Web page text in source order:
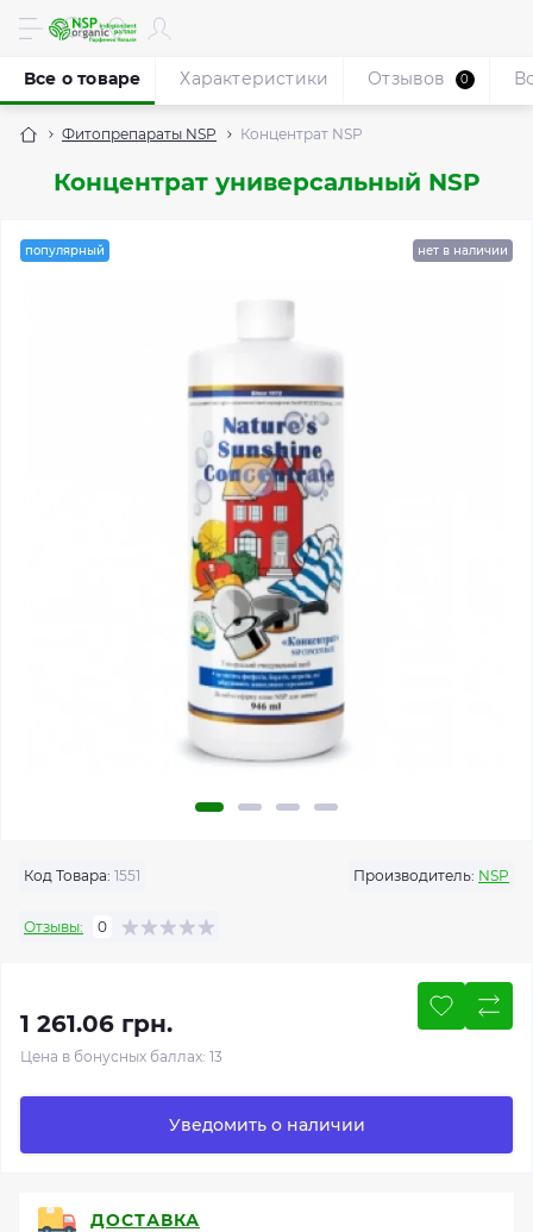
Фитопрепараты NSP Концентрат NSP
Концентрат универсальный NSP
Все о товаре Характеристики Отзывов 0
популярный нет в наличии
Код Товара: 1551 Производитель: NSP
Отзывы: 0
1 261.06 грн.
Цена в бонусных баллах: 13
Уведомить о наличии
ДОСТАВКА